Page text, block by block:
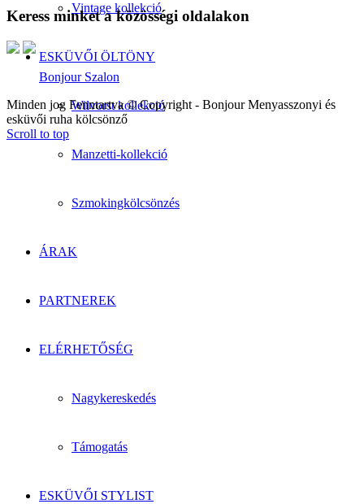
Vintage kollekció
ESKÜVŐI ÖLTÖNY
Wilvorst kollekció
Manzetti-kollekció
Szmokingkölcsönzés
ÁRAK
PARTNEREK
ELÉRHETŐSÉG
Nagykereskedés
Támogatás
ESKÜVŐI STYLIST
Keress minket a közösségi oldalakon
Bonjour Szalon
Minden jog Fenntartva © Copyright - Bonjour Menyasszonyi és
esküvői ruha kölcsönző
Scroll to top